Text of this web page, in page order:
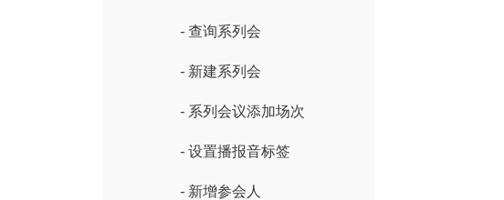
- 查询系列会
- 新建系列会
- 系列会议添加场次
- 设置播报音标签
- 新增参会人